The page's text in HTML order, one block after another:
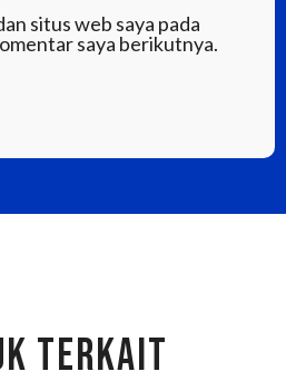
situs web saya pada
saya berikutnya.
TERKAIT